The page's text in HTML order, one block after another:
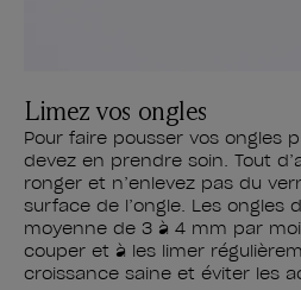
Limez vos ongles
Pour faire pousser vos ongles
devez en prendre soin. Tout
ronger et n’enlevez pas du
surface de l’ongle. Les ongles
moyenne de 3 à 4 mm par
couper et à les limer
croissance saine et éviter les